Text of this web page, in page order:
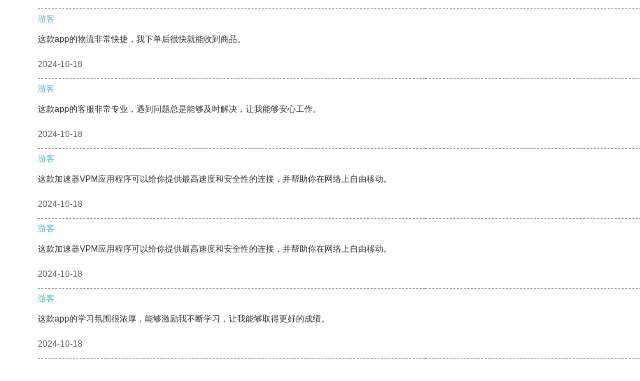
游客
这款app的物流非常快捷，我下单后很快就能收到商品。
2024-10-18
游客
这款app的客服非常专业，遇到问题总是能够及时解决，让我能够安心工作。
2024-10-18
游客
这款加速器VPM应用程序可以给你提供最高速度和安全性的连接，并帮助你在网络上自由移动。
2024-10-18
游客
这款加速器VPM应用程序可以给你提供最高速度和安全性的连接，并帮助你在网络上自由移动。
2024-10-18
游客
这款app的学习氛围很浓厚，能够激励我不断学习，让我能够取得更好的成绩。
2024-10-18